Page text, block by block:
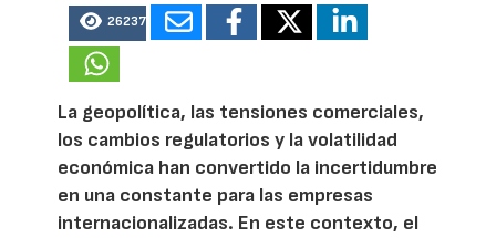
26237
La geopolítica, las tensiones comerciales,
los cambios regulatorios y la volatilidad
económica han convertido la incertidumbre
en una constante para las empresas
internacionalizadas. En este contexto, el